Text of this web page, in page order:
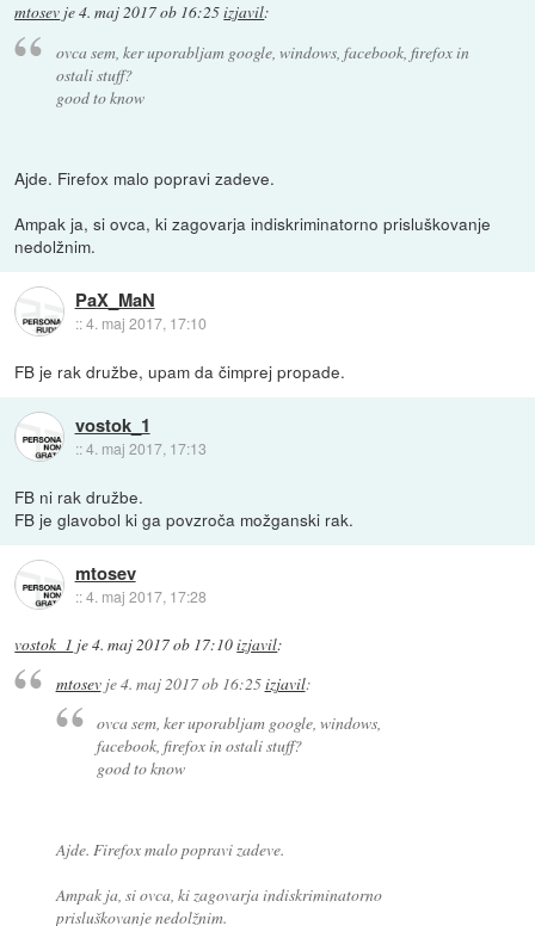
mtosev je4. maj 2017 ob 16:25izjavil:
ovca sem, ker uporabljam google, windows, facebook, firefox in
ostali stuff?
good to know
Ajde. Firefox malo popravi zadeve.
Ampak ja, si ovca, ki zagovarja indiskriminatorno prisluškovanje
nedolžnim.
PaX_MaN
::4. maj 2017, 17:10
FB je rak družbe, upam da čimprej propade.
vostok_1
::4. maj 2017, 17:13
FB ni rak družbe.
FB je glavobol ki ga povzroča možganski rak.
mtosev
::4. maj 2017, 17:28
vostok_1 je4. maj 2017 ob 17:10izjavil:
mtosevje4. maj 2017 ob 16:25izjavil:
ovca sem, ker uporabljam google, windows,
facebook, firefox in ostali stuff?
good to know
Ajde. Firefox malo popravi zadeve.
Ampak ja, si ovca, ki zagovarja indiskriminatorno
prisluškovanje nedolžnim.